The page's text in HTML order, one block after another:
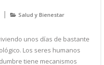
Salud y Bienestar
unos días de bastante
Los seres humanos
tiene mecanismos